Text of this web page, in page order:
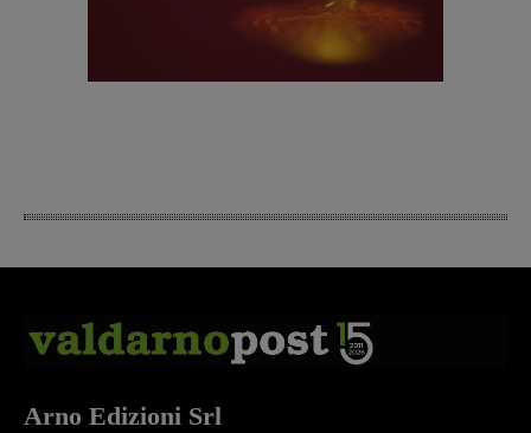
Arno Edizioni Srl